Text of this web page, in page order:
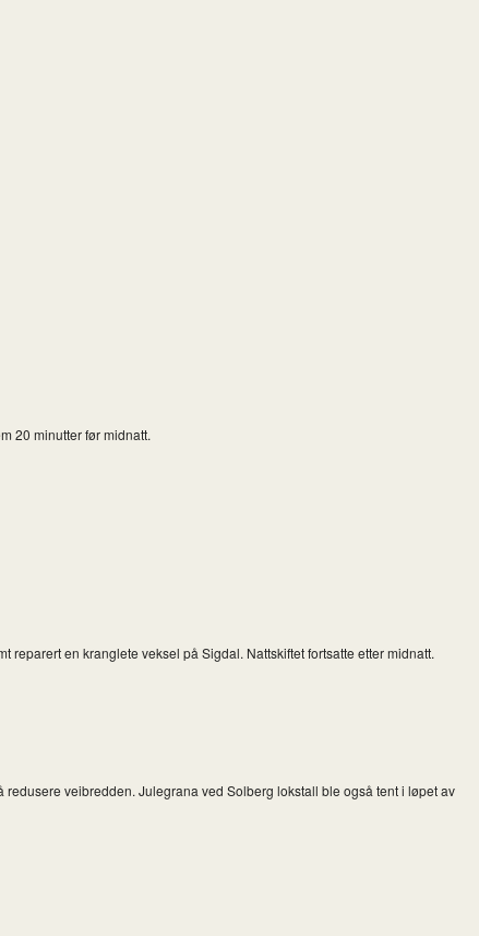
20 minutter før midnatt.
en kranglete veksel på Sigdal. Nattskiftet fortsatte etter midnatt.
veibredden. Julegrana ved Solberg lokstall ble også tent i løpet av